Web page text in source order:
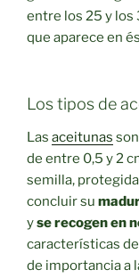
entre los 25 y los
que aparece en
Los tipos de
Las aceitunas
de entre 0,5 y 2
semilla,
concluir su
yse recogen en
características
de importancia a